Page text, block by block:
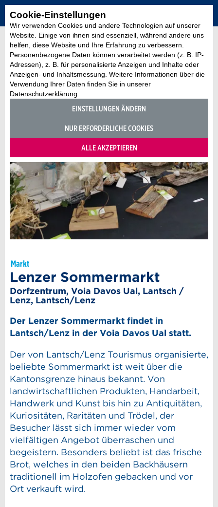
Cookie-Einstellungen
Wir verwenden Cookies und andere Technologien auf unserer
Website. Einige von ihnen sind essenziell, während andere uns
helfen, diese Website und Ihre Erfahrung zu verbessern.
Personenbezogene Daten können verarbeitet werden (z. B. IP-
Adressen), z. B. für personalisierte Anzeigen und Inhalte oder
Anzeigen- und Inhaltsmessung. Weitere Informationen über die
Verwendung Ihrer Daten finden Sie in unserer
Datenschutzerklärung.
EINSTELLUNGEN ÄNDERN
NUR ERFORDERLICHE COOKIES
ALLE AKZEPTIEREN
Markt
Lenzer Sommermarkt
Dorfzentrum, Voia Davos Ual, Lantsch /
Lenz, Lantsch/Lenz
Der Lenzer Sommermarkt findet in
Lantsch/Lenz in der Voia Davos Ual statt.
Der von Lantsch/Lenz Tourismus organisierte,
beliebte Sommermarkt ist weit über die
Kantonsgrenze hinaus bekannt. Von
landwirtschaftlichen Produkten, Handarbeit,
Handwerk und Kunst bis hin zu Antiquitäten,
Kuriositäten, Raritäten und Trödel, der
Besucher lässt sich immer wieder vom
vielfältigen Angebot überraschen und
begeistern. Besonders beliebt ist das frische
Brot, welches in den beiden Backhäusern
traditionell im Holzofen gebacken und vor
Ort verkauft wird.